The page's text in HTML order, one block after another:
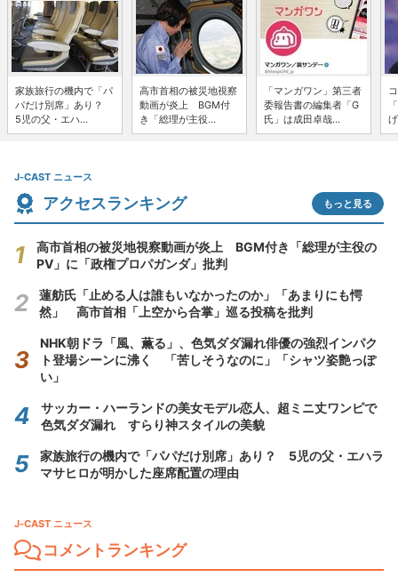
家族旅行の機内で「パ
パだけ別席」あり？
5児の父・エハ...
高市首相の被災地視察
動画が炎上 BGM付
き「総理が主役...
「マンガワン」第三者
委報告書の編集者「G
氏」は成田卓哉...
J-CAST ニュース
アクセスランキング もっと見る
高市首相の被災地視察動画が炎上 BGM付き「総理が主役の
PV」に「政権プロパガンダ」批判
蓮舫氏「止める人は誰もいなかったのか」「あまりにも愕
然」 高市首相「上空から合掌」巡る投稿を批判
NHK朝ドラ「風、薫る」、色気ダダ漏れ俳優の強烈インパク
ト登場シーンに沸く 「苦しそうなのに」「シャツ姿艶っぽ
い」
サッカー・ハーランドの美女モデル恋人、超ミニ丈ワンピで
色気ダダ漏れ すらり神スタイルの美貌
家族旅行の機内で「パパだけ別席」あり？ 5児の父・エハラ
マサヒロが明かした座席配置の理由
J-CAST ニュース
コメントランキング